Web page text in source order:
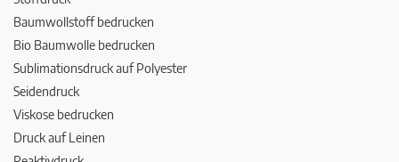
Baumwollstoff bedrucken
Bio Baumwolle bedrucken
Sublimationsdruck auf Polyester
Seidendruck
Viskose bedrucken
Druck auf Leinen